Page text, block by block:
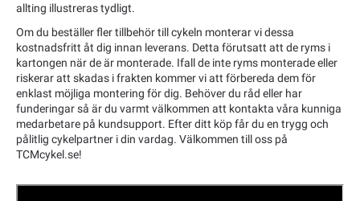
allting illustreras tydligt.
Om du beställer fler tillbehör till cykeln monterar vi dessa
kostnadsfritt åt dig innan leverans. Detta förutsatt att de ryms i
kartongen när de är monterade. Ifall de inte ryms monterade eller
riskerar att skadas i frakten kommer vi att förbereda dem för
enklast möjliga montering för dig. Behöver du råd eller har
funderingar så är du varmt välkommen att kontakta våra kunniga
medarbetare på kundsupport. Efter ditt köp får du en trygg och
pålitlig cykelpartner i din vardag. Välkommen till oss på
TCMcykel.se!